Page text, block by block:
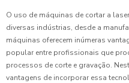
O uso de máquinas de cortar a
diversas indústrias, desde a
máquinas oferecem inúmeras
popular entre profissionais que
processos de corte e gravação.
vantagens de incorporar essa